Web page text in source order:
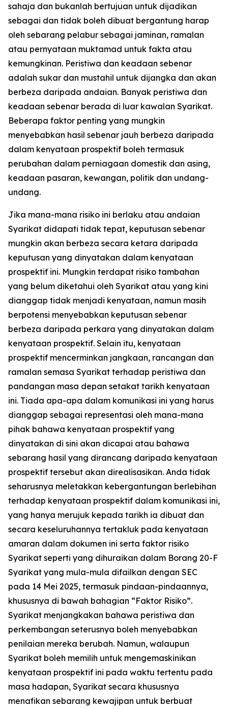
sahaja dan bukanlah bertujuan untuk dijadikan
sebagai dan tidak boleh dibuat bergantung harap
oleh sebarang pelabur sebagai jaminan, ramalan
atau pernyataan muktamad untuk fakta atau
kemungkinan. Peristiwa dan keadaan sebenar
adalah sukar dan mustahil untuk dijangka dan akan
berbeza daripada andaian. Banyak peristiwa dan
keadaan sebenar berada di luar kawalan Syarikat.
Beberapa faktor penting yang mungkin
menyebabkan hasil sebenar jauh berbeza daripada
dalam kenyataan prospektif boleh termasuk
perubahan dalam perniagaan domestik dan asing,
keadaan pasaran, kewangan, politik dan undang-
undang.
Jika mana-mana risiko ini berlaku atau andaian
Syarikat didapati tidak tepat, keputusan sebenar
mungkin akan berbeza secara ketara daripada
keputusan yang dinyatakan dalam kenyataan
prospektif ini. Mungkin terdapat risiko tambahan
yang belum diketahui oleh Syarikat atau yang kini
dianggap tidak menjadi kenyataan, namun masih
berpotensi menyebabkan keputusan sebenar
berbeza daripada perkara yang dinyatakan dalam
kenyataan prospektif. Selain itu, kenyataan
prospektif mencerminkan jangkaan, rancangan dan
ramalan semasa Syarikat terhadap peristiwa dan
pandangan masa depan setakat tarikh kenyataan
ini. Tiada apa-apa dalam komunikasi ini yang harus
dianggap sebagai representasi oleh mana-mana
pihak bahawa kenyataan prospektif yang
dinyatakan di sini akan dicapai atau bahawa
sebarang hasil yang dirancang daripada kenyataan
prospektif tersebut akan direalisasikan. Anda tidak
seharusnya meletakkan kebergantungan berlebihan
terhadap kenyataan prospektif dalam komunikasi ini,
yang hanya merujuk kepada tarikh ia dibuat dan
secara keseluruhannya tertakluk pada kenyataan
amaran dalam dokumen ini serta faktor risiko
Syarikat seperti yang dihuraikan dalam Borang 20-F
Syarikat yang mula-mula difailkan dengan SEC
pada 14 Mei 2025, termasuk pindaan-pindaannya,
khususnya di bawah bahagian “Faktor Risiko”.
Syarikat menjangkakan bahawa peristiwa dan
perkembangan seterusnya boleh menyebabkan
penilaian mereka berubah. Namun, walaupun
Syarikat boleh memilih untuk mengemaskinikan
kenyataan prospektif ini pada waktu tertentu pada
masa hadapan, Syarikat secara khususnya
menafikan sebarang kewajipan untuk berbuat